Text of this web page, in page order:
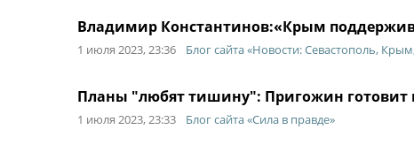
Владимир Константинов:«Крым
1 июля 2023, 23:36 Блог сайта «Новости: Севастополь,
Планы "любят тишину": Пригожин готовит
1 июля 2023, 23:33 Блог сайта «Сила в правде»